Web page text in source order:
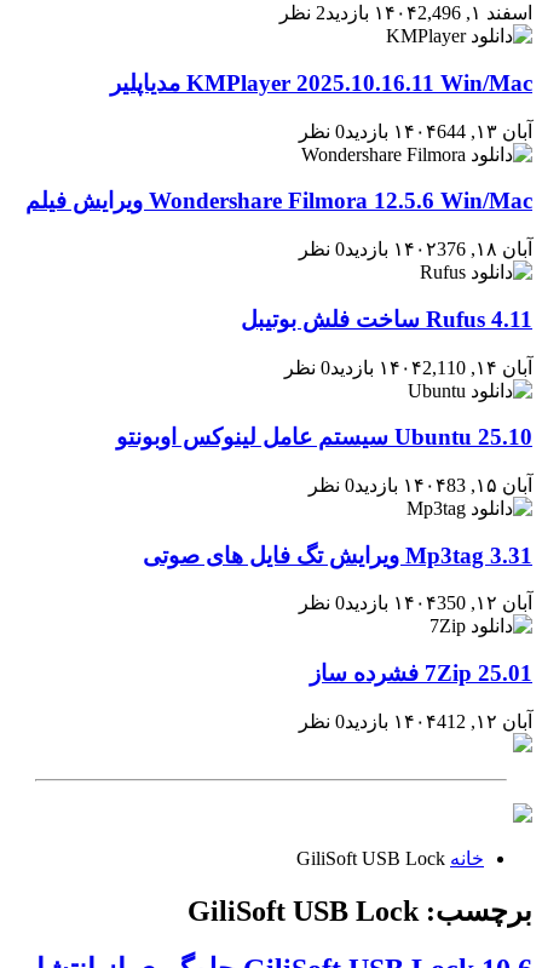
اسفند ۱, ۱۴۰۴ 2,496 بازدید 2 نظر
KMPlayer 2025.10.16.11 Win/Mac مدیاپلیر
آبان ۱۳, ۱۴۰۴ 644 بازدید 0 نظر
Wondershare Filmora 12.5.6 Win/Mac ویرایش فیلم
آبان ۱۸, ۱۴۰۲ 376 بازدید 0 نظر
Rufus 4.11 ساخت فلش بوتیبل
آبان ۱۴, ۱۴۰۴ 2,110 بازدید 0 نظر
Ubuntu 25.10 سیستم عامل لینوکس اوبونتو
آبان ۱۵, ۱۴۰۴ 83 بازدید 0 نظر
Mp3tag 3.31 ویرایش تگ فایل های صوتی
آبان ۱۲, ۱۴۰۴ 350 بازدید 0 نظر
7Zip 25.01 فشرده ساز
آبان ۱۲, ۱۴۰۴ 412 بازدید 0 نظر
خانه GiliSoft USB Lock
برچسب: GiliSoft USB Lock